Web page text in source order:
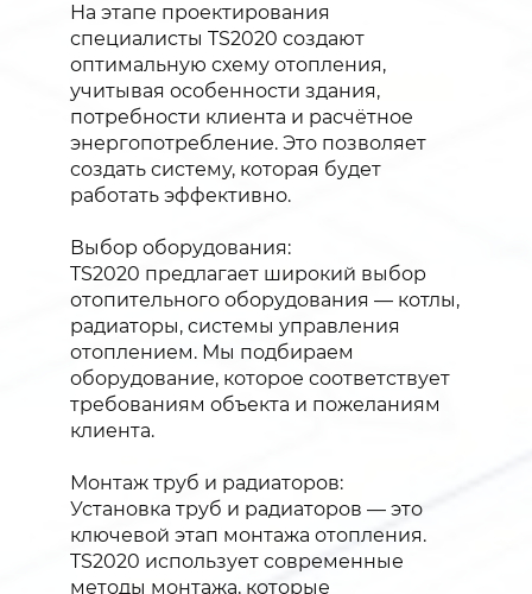
На этапе проектирования
специалисты TS2020 создают
оптимальную схему отопления,
учитывая особенности здания,
потребности клиента и расчётное
энергопотребление. Это позволяет
создать систему, которая будет
работать эффективно.
Выбор оборудования:
TS2020 предлагает широкий выбор
отопительного оборудования — котлы,
радиаторы, системы управления
отоплением. Мы подбираем
оборудование, которое соответствует
требованиям объекта и пожеланиям
клиента.
Монтаж труб и радиаторов:
Установка труб и радиаторов — это
ключевой этап монтажа отопления.
TS2020 использует современные
методы монтажа, которые